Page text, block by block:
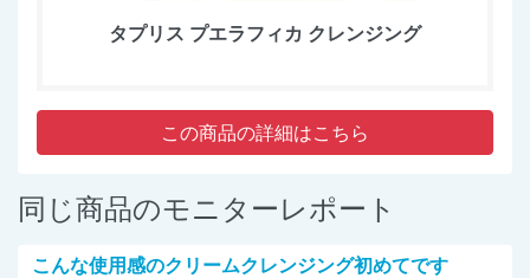
タプリス プエラフィカ クレンジング
この商品の詳細はこちら
同じ商品のモニターレポート
こんな使用感のクリームクレンジング初めてです